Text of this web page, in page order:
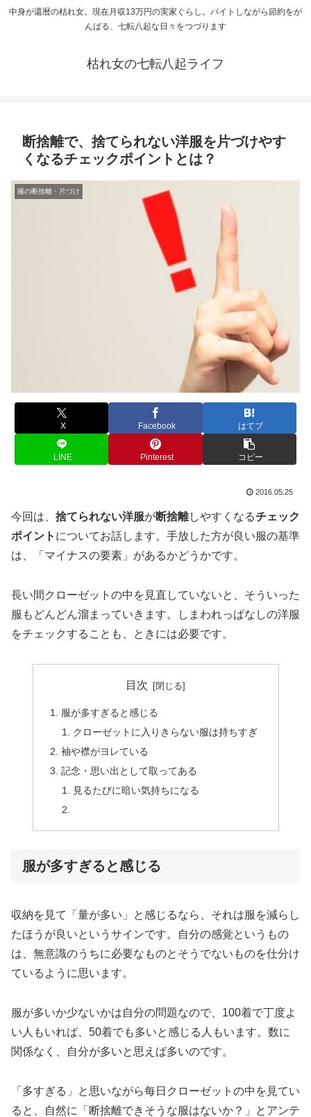
中身が還暦の枯れ女。現在月収13万円の実家ぐらし。バイトしながら節約をが
んばる、七転八起な日々をつづります
枯れ女の七転八起ライフ
断捨離で、捨てられない洋服を片づけやす
くなるチェックポイントとは？
服の断捨離・片づけ
X Facebook はてブ
LINE Pinterest コピー
2016.05.25
今回は、 捨てられない洋服が断捨離しやすくなるチェック
ポイント についてお話します。手放した方が良い服の基準
は、「マイナスの要素」があるかどうかです。
長い間クローゼットの中を見直していないと、そういった
服もどんどん溜まっていきます。しまわれっぱなしの洋服
をチェックすることも、ときには必要です。
目次
服が多すぎると感じる
クローゼットに入りきらない服は持ちすぎ
袖や襟がヨレている
記念・思い出として取ってある
見るたびに暗い気持ちになる
服が多すぎると感じる
収納を見て「量が多い」と感じるなら、それは服を減らし
たほうが良いというサインです。自分の感覚というもの
は、無意識のうちに必要なものとそうでないものを仕分け
ているように思います。
服が多いか少ないかは自分の問題なので、100着で丁度よ
い人もいれば、50着でも多いと感じる人もいます。数に
関係なく、自分が多いと思えば多いのです。
「多すぎる」と思いながら每日クローゼットの中を見てい
ると、自然に「断捨離できそうな服はないか？」とアンテ